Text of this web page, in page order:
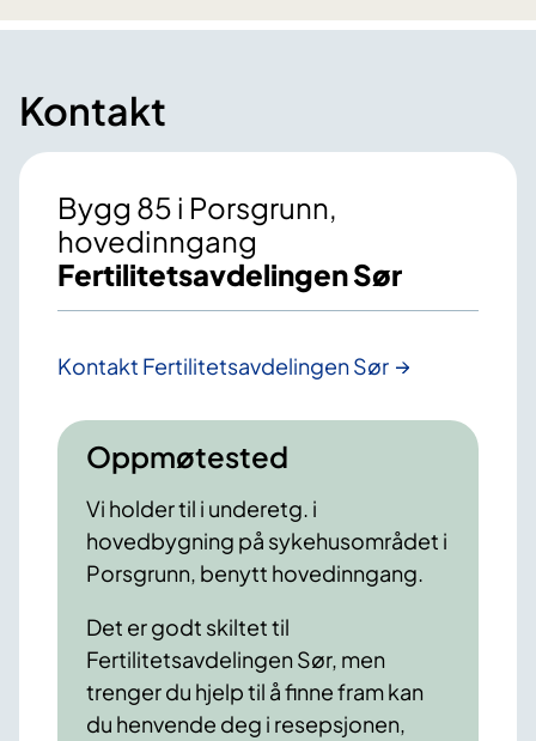
Kontakt
Bygg 85 i Porsgrunn,
hovedinngang
Fertilitetsavdelingen Sør
Kontakt Fertilitetsavdelingen Sør
Oppmøtested
Vi holder til i underetg. i
hovedbygning på sykehusområdet i
Porsgrunn, benytt hovedinngang.
Det er godt skiltet til
Fertilitetsavdelingen Sør, men
trenger du hjelp til å finne fram kan
du henvende deg i resepsjonen,